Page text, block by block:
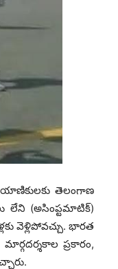
తెలంగాణ
లేని (అసింప్టమాటిక్)
వెళ్లిపోవచ్చు. భారత
ప్రకారం,